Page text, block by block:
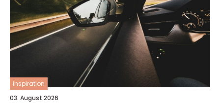
inspiration
03. August 2026